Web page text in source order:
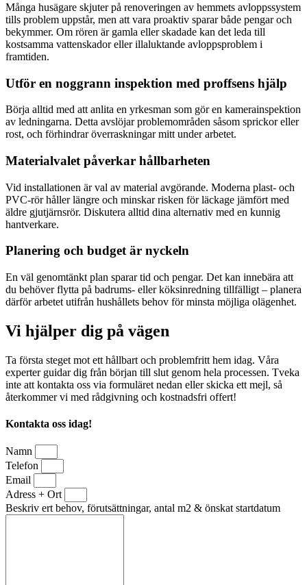
Många husägare skjuter på renoveringen av hemmets avloppssystem
tills problem uppstår, men att vara proaktiv sparar både pengar och
bekymmer. Om rören är gamla eller skadade kan det leda till
kostsamma vattenskador eller illaluktande avloppsproblem i
framtiden.
Utför en noggrann inspektion med proffsens hjälp
Börja alltid med att anlita en yrkesman som gör en kamerainspektion
av ledningarna. Detta avslöjar problemområden såsom sprickor eller
rost, och förhindrar överraskningar mitt under arbetet.
Materialvalet påverkar hållbarheten
Vid installationen är val av material avgörande. Moderna plast- och
PVC-rör håller längre och minskar risken för läckage jämfört med
äldre gjutjärnsrör. Diskutera alltid dina alternativ med en kunnig
hantverkare.
Planering och budget är nyckeln
En väl genomtänkt plan sparar tid och pengar. Det kan innebära att
du behöver flytta på badrums- eller köksinredning tillfälligt – planera
därför arbetet utifrån hushållets behov för minsta möjliga olägenhet.
Vi hjälper dig på vägen
Ta första steget mot ett hållbart och problemfritt hem idag. Våra
experter guidar dig från början till slut genom hela processen. Tveka
inte att kontakta oss via formuläret nedan eller skicka ett mejl, så
återkommer vi med rådgivning och kostnadsfri offert!
Kontakta oss idag!
Namn
Telefon
Email
Adress + Ort
Beskriv ert behov, förutsättningar, antal m2 & önskat startdatum